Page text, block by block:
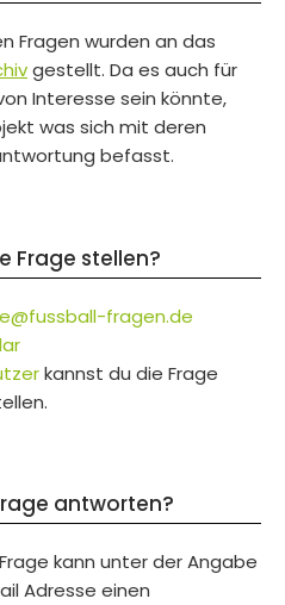
Fragen wurden an das
gestellt. Da es auch für
Interesse sein könnte,
was sich mit deren
befasst.
Frage stellen?
fragen.de
kannst du die Frage
antworten?
kann unter der Angabe
Adresse einen